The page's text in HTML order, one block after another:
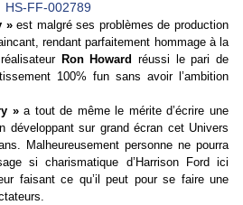
»est malgré ses problèmes de production
rendant parfaitement hommage à la
Ron Howard réussi le pari de
100% fun sans avoir l’ambition
»a tout de même le mérite d’écrire une
développant sur grand écran cet Univers
Malheureusement personne ne pourra
si charismatique d’Harrison Ford ici
faisant ce qu’il peut pour se faire une